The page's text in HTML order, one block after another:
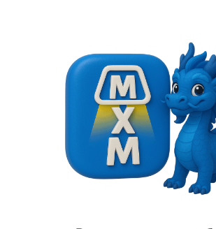
Категории
Товары для
Уход за кожей рук